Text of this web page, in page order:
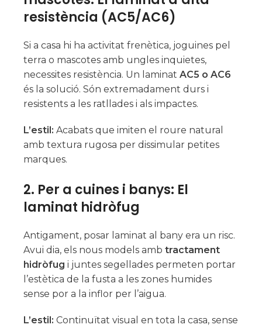
resistència (AC5/AC6)
Si a casa hi ha activitat frenètica, joguines pel
terra o mascotes amb ungles inquietes,
necessites resistència. Un laminat AC5 o AC6
és la solució. Són extremadament durs i
resistents a les ratllades i als impactes.
L’estil: Acabats que imiten el roure natural
amb textura rugosa per dissimular petites
marques.
2. Per a cuines i banys: El
laminat hidròfug
Antigament, posar laminat al bany era un risc.
Avui dia, els nous models amb tractament
hidròfug i juntes segellades permeten portar
l’estètica de la fusta a les zones humides
sense por a la inflor per l’aigua.
L’estil: Continuïtat visual en tota la casa, sense